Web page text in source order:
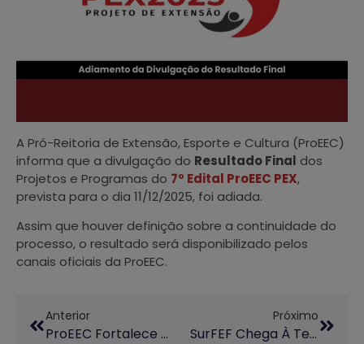
A Pró-Reitoria de Extensão, Esporte e Cultura (ProEEC)
informa que a divulgação do Resultado Final dos
Projetos e Programas do 7º Edital ProEEC PEX,
prevista para o dia 11/12/2025, foi adiada.
Assim que houver definição sobre a continuidade do
processo, o resultado será disponibilizado pelos
canais oficiais da ProEEC.
Anterior
ProEEC Fortalece Aproximação Entre Unicamp E Instituto Campana
Próximo
SurFEF Chega À Terceira Edição Com Apoio Da ProEEC